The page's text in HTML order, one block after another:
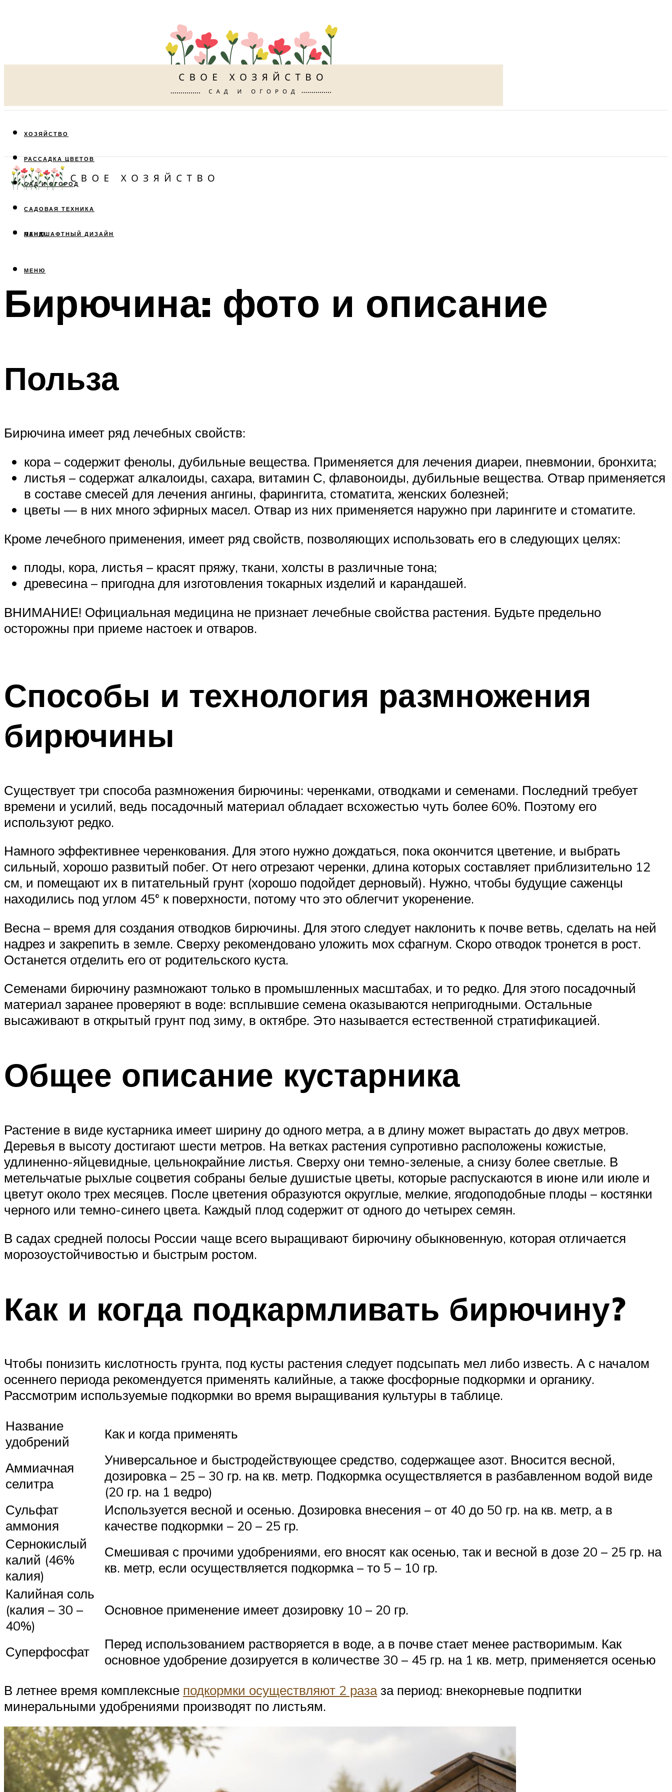
ХОЗЯЙСТВО
РАССАДКА ЦВЕТОВ
САД И ОГОРОД
САДОВАЯ ТЕХНИКА
ЛАНДШАФТНЫЙ ДИЗАЙН
МЕНЮ
МЕНЮ
Бирючина: фото и описание
Польза
Бирючина имеет ряд лечебных свойств:
кора – содержит фенолы, дубильные вещества. Применяется для лечения диареи, пневмонии, бронхита;
листья – содержат алкалоиды, сахара, витамин С, флавоноиды, дубильные вещества. Отвар применяется
в составе смесей для лечения ангины, фарингита, стоматита, женских болезней;
цветы — в них много эфирных масел. Отвар из них применяется наружно при ларингите и стоматите.
Кроме лечебного применения, имеет ряд свойств, позволяющих использовать его в следующих целях:
плоды, кора, листья – красят пряжу, ткани, холсты в различные тона;
древесина – пригодна для изготовления токарных изделий и карандашей.
ВНИМАНИЕ! Официальная медицина не признает лечебные свойства растения. Будьте предельно
осторожны при приеме настоек и отваров.
Способы и технология размножения
бирючины
Существует три способа размножения бирючины: черенками, отводками и семенами. Последний требует
времени и усилий, ведь посадочный материал обладает всхожестью чуть более 60%. Поэтому его
используют редко.
Намного эффективнее черенкования. Для этого нужно дождаться, пока окончится цветение, и выбрать
сильный, хорошо развитый побег. От него отрезают черенки, длина которых составляет приблизительно 12
см, и помещают их в питательный грунт (хорошо подойдет дерновый). Нужно, чтобы будущие саженцы
находились под углом 45° к поверхности, потому что это облегчит укоренение.
Весна – время для создания отводков бирючины. Для этого следует наклонить к почве ветвь, сделать на ней
надрез и закрепить в земле. Сверху рекомендовано уложить мох сфагнум. Скоро отводок тронется в рост.
Останется отделить его от родительского куста.
Семенами бирючину размножают только в промышленных масштабах, и то редко. Для этого посадочный
материал заранее проверяют в воде: всплывшие семена оказываются непригодными. Остальные
высаживают в открытый грунт под зиму, в октябре. Это называется естественной стратификацией.
Общее описание кустарника
Растение в виде кустарника имеет ширину до одного метра, а в длину может вырастать до двух метров.
Деревья в высоту достигают шести метров. На ветках растения супротивно расположены кожистые,
удлиненно-яйцевидные, цельнокрайние листья. Сверху они темно-зеленые, а снизу более светлые. В
метельчатые рыхлые соцветия собраны белые душистые цветы, которые распускаются в июне или июле и
цветут около трех месяцев. После цветения образуются округлые, мелкие, ягодоподобные плоды – костянки
черного или темно-синего цвета. Каждый плод содержит от одного до четырех семян.
В садах средней полосы России чаще всего выращивают бирючину обыкновенную, которая отличается
морозоустойчивостью и быстрым ростом.
Как и когда подкармливать бирючину?
Чтобы понизить кислотность грунта, под кусты растения следует подсыпать мел либо известь. А с началом
осеннего периода рекомендуется применять калийные, а также фосфорные подкормки и органику.
Рассмотрим используемые подкормки во время выращивания культуры в таблице.
Название
удобрений
Как и когда применять
Аммиачная
селитра
Универсальное и быстродействующее средство, содержащее азот. Вносится весной,
дозировка – 25 – 30 гр. на кв. метр. Подкормка осуществляется в разбавленном водой виде
(20 гр. на 1 ведро)
Сульфат
аммония
Используется весной и осенью. Дозировка внесения – от 40 до 50 гр. на кв. метр, а в
качестве подкормки – 20 – 25 гр.
Сернокислый
калий (46%
калия)
Смешивая с прочими удобрениями, его вносят как осенью, так и весной в дозе 20 – 25 гр. на
кв. метр, если осуществляется подкормка – то 5 – 10 гр.
Калийная соль
(калия – 30 –
40%)
Основное применение имеет дозировку 10 – 20 гр.
Суперфосфат
Перед использованием растворяется в воде, а в почве стает менее растворимым. Как
основное удобрение дозируется в количестве 30 – 45 гр. на 1 кв. метр, применяется осенью
В летнее время комплексные подкормки осуществляют 2 разаза период: внекорневые подпитки
минеральными удобрениями производят по листьям.